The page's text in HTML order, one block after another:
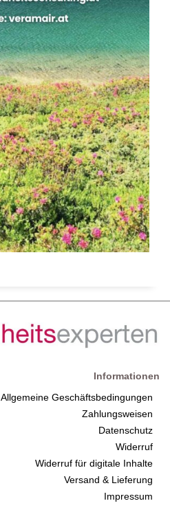
Informationen
Allgemeine Geschäftsbedingungen
Zahlungsweisen
Datenschutz
Widerruf
Widerruf für digitale Inhalte
Versand & Lieferung
Impressum